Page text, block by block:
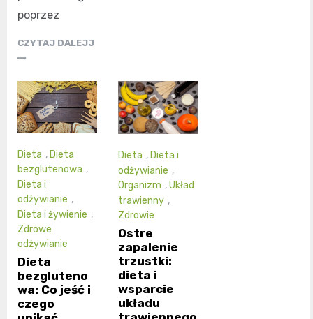
poprzez
CZYTAJ DALEJJ
Dieta , Dieta
bezglutenowa ,
Dieta i
odżywianie ,
Dieta i żywienie ,
Zdrowe
odżywianie
Dieta
bezgluteno
wa: Co jeść i
czego
Dieta ,Dieta i
odżywianie ,
Organizm ,Układ
trawienny ,
Zdrowie
Ostre
zapalenie
trzustki:
dieta i
wsparcie
układu